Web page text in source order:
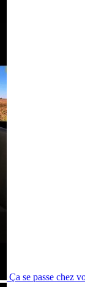
Ça se passe chez